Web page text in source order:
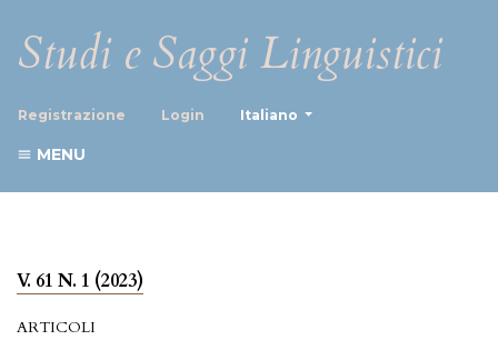
Studi e Saggi Linguistici
Registrazione Login Italiano
MENU
V. 61 N. 1 (2023)
ARTICOLI